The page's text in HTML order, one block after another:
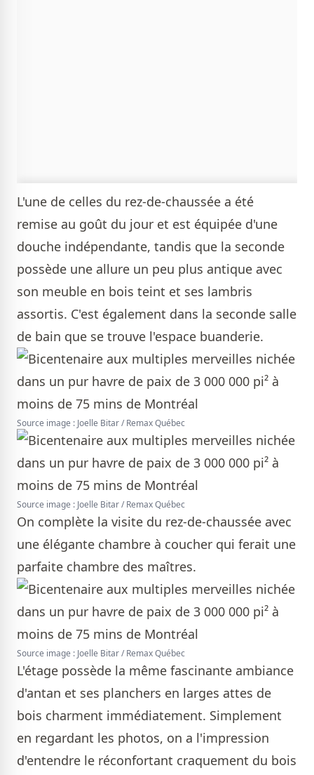
L'une de celles du rez-de-chaussée a été
remise au goût du jour et est équipée d'une
douche indépendante, tandis que la seconde
possède une allure un peu plus antique avec
son meuble en bois teint et ses lambris
assortis. C'est également dans la seconde salle
de bain que se trouve l'espace buanderie.
Source image : Joelle Bitar / Remax Québec
Source image : Joelle Bitar / Remax Québec
On complète la visite du rez-de-chaussée avec
une élégante chambre à coucher qui ferait une
parfaite chambre des maîtres.
Source image : Joelle Bitar / Remax Québec
L'étage possède la même fascinante ambiance
d'antan et ses planchers en larges attes de
bois charment immédiatement. Simplement
en regardant les photos, on a l'impression
d'entendre le réconfortant craquement du bois